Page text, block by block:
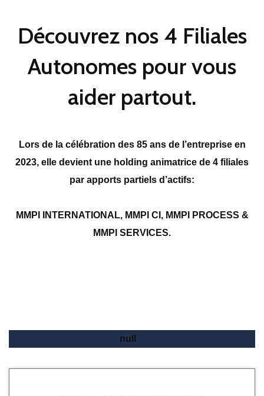
Découvrez nos 4 Filiales
Autonomes pour vous
aider partout.
Lors de la célébration des 85 ans de l’entreprise en
2023, elle devient une holding animatrice de 4 filiales
par apports partiels d’actifs:
MMPI INTERNATIONAL, MMPI CI, MMPI PROCESS &
MMPI SERVICES.
Un Projet ?